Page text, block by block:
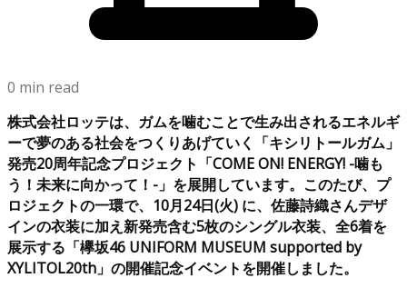
0 min read
株式会社ロッテは、ガムを噛むことで生み出されるエネルギ
ーで夢のある社会をつくりあげていく「キシリトールガム」
発売20周年記念プロジェクト「COME ON! ENERGY! -噛も
う！未来に向かって！-」を展開しています。このたび、プ
ロジェクトの一環で、10月24日(火) に、佐藤詩織さんデザ
インの衣装に加え新発売含む5枚のシングル衣装、全6着を
展示する「欅坂46 UNIFORM MUSEUM supported by
XYLITOL20th」の開催記念イベントを開催しました。